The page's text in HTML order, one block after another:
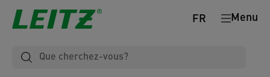
Menu
FR